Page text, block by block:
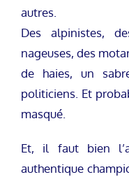
autres.
Des alpinistes,
nageuses, des
de haies, un
politiciens. Et
masqué.
Et, il faut bien
authentique